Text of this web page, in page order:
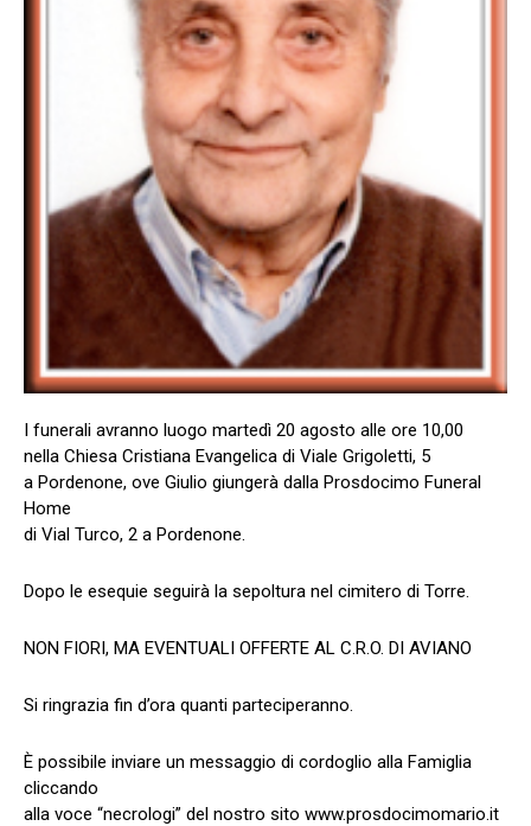
I funerali avranno luogo martedì 20 agosto alle ore 10,00
nella Chiesa Cristiana Evangelica di Viale Grigoletti, 5
a Pordenone, ove Giulio giungerà dalla Prosdocimo Funeral
Home
di Vial Turco, 2 a Pordenone.
Dopo le esequie seguirà la sepoltura nel cimitero di Torre.
NON FIORI, MA EVENTUALI OFFERTE AL C.R.O. DI AVIANO
Si ringrazia fin d’ora quanti parteciperanno.
È possibile inviare un messaggio di cordoglio alla Famiglia
cliccando
alla voce “necrologi” del nostro sito www.prosdocimomario.it